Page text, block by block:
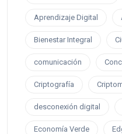
Aprendizaje Digital
Bienestar Integral
comunicación
Criptografía
desconexión digital
Economía Verde